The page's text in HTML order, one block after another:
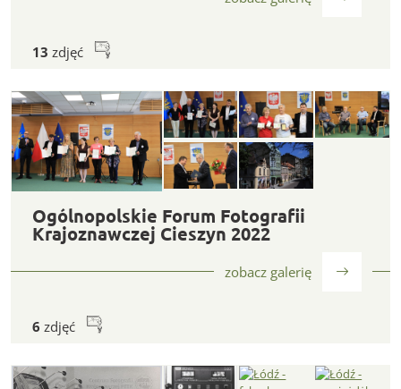
13 zdjęć
Ogólnopolskie Forum Fotografii
Krajoznawczej Cieszyn 2022
6 zdjęć
zobacz galerię